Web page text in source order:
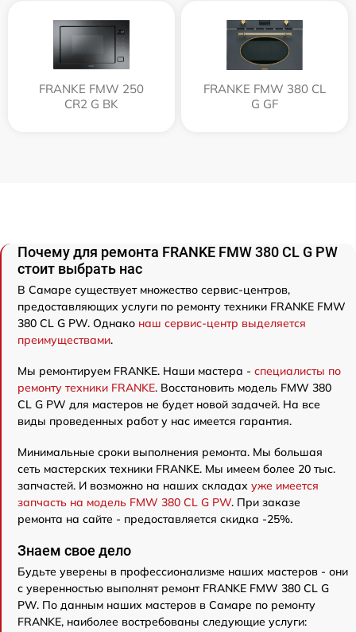
FRANKE FMW 250
CR2 G BK
FRANKE FMW 380 CL
G GF
Почему для ремонта FRANKE FMW 380 CL G PW
стоит выбрать нас
В Самаре существует множество сервис-центров,
предоставляющих услуги по ремонту техники FRANKE FMW
380 CL G PW. Однако наш сервис-центр выделяется
преимуществами.
Мы ремонтируем FRANKE. Наши мастера - специалисты по
ремонту техники FRANKE. Восстановить модель FMW 380
CL G PW для мастеров не будет новой задачей. На все
виды проведенных работ у нас имеется гарантия.
Минимальные сроки выполнения ремонта. Мы большая
сеть мастерских техники FRANKE. Мы имеем более 20 тыс.
запчастей. И возможно на наших складах уже имеется
запчасть на модель FMW 380 CL G PW. При заказе
ремонта на сайте - предоставляется скидка -25%.
Знаем свое дело
Будьте уверены в профессионализме наших мастеров - они
с уверенностью выполнят ремонт FRANKE FMW 380 CL G
PW. По данным наших мастеров в Самаре по ремонту
FRANKE, наиболее востребованы следующие услуги: